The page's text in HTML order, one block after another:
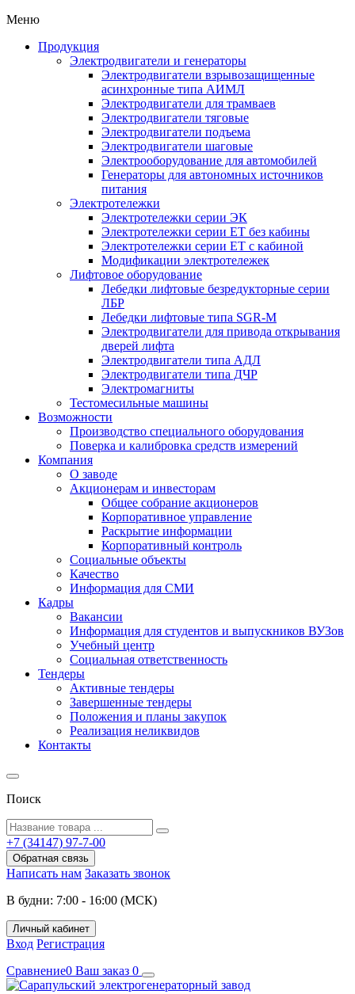
Меню
Продукция
Электродвигатели и генераторы
Электродвигатели взрывозащищенные
асинхронные типа АИМЛ
Электродвигатели для трамваев
Электродвигатели тяговые
Электродвигатели подъема
Электродвигатели шаговые
Электрооборудование для автомобилей
Генераторы для автономных источников
питания
Электротележки
Электротележки серии ЭК
Электротележки серии ЕТ без кабины
Электротележки серии ЕТ с кабиной
Модификации электротележек
Лифтовое оборудование
Лебедки лифтовые безредукторные серии
ЛБР
Лебедки лифтовые типа SGR-M
Электродвигатели для привода открывания
дверей лифта
Электродвигатели типа АДЛ
Электродвигатели типа ДЧР
Электромагниты
Тестомесильные машины
Возможности
Производство специального оборудования
Поверка и калибровка средств измерений
Компания
О заводе
Акционерам и инвесторам
Общее собрание акционеров
Корпоративное управление
Раскрытие информации
Корпоративный контроль
Социальные объекты
Качество
Информация для СМИ
Кадры
Вакансии
Информация для студентов и выпускников ВУЗов
Учебный центр
Социальная ответственность
Тендеры
Активные тендеры
Завершенные тендеры
Положения и планы закупок
Реализация неликвидов
Контакты
Поиск
+7 (34147) 97-7-00
Обратная связь
Написать нам Заказать звонок
В будни: 7:00 - 16:00 (МСК)
Личный кабинет
Вход Регистрация
Сравнение0 Ваш заказ 0